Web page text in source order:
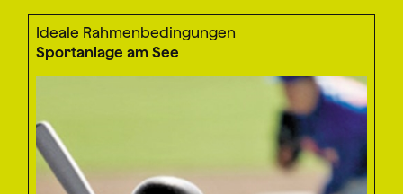
Ideale Rahmenbedingungen
Sportanlage am See